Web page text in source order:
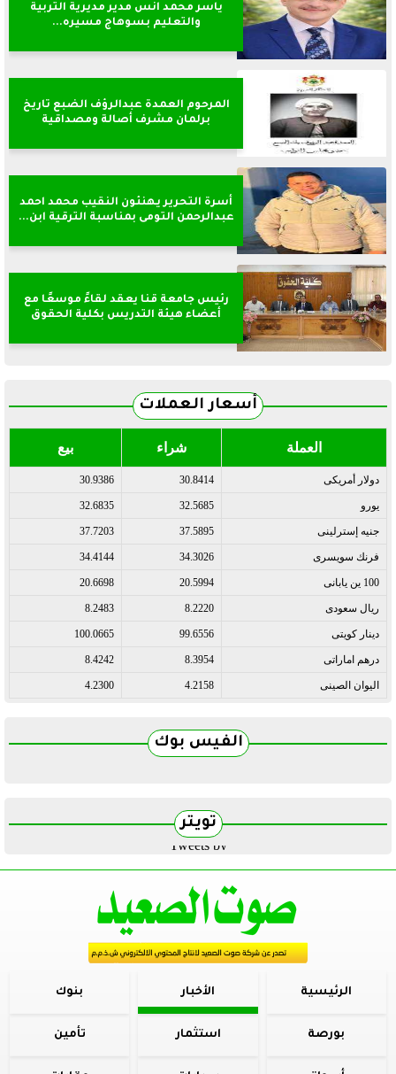
ياسر محمد انس مدير مديرية التربية
والتعليم بسوهاج مسيره...
المرحوم العمدة عبدالرؤف الضبع تاريخ
برلمان مشرف أصالة ومصداقية
أسرة التحرير يهنئون النقيب محمد احمد
عبدالرحمن التومى بمناسبة الترقية ابن...
رئيس جامعة قنا يعقد لقاءً موسعًا مع
أعضاء هيئة التدريس بكلية الحقوق
أسعار العملات
العملة شراء بيع
دولار أمريكى 30.8414
30.9386
يورو 32.5685
32.6835
جنيه إسترلينى 37.5895
37.7203
فرنك سويسرى 34.3026
34.4144
100 ين يابانى 20.5994
20.6698
ريال سعودى 8.2220
8.2483
دينار كويتى 99.6556
100.0665
درهم اماراتى 8.3954
8.4242
اليوان الصينى 4.2158
4.2300
الفيس بوك
تويتر
Tweets by
الرئيسية الأخبار بنوك
بورصة استثمار تأمين